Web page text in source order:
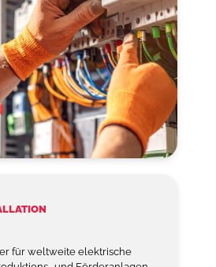
für weltweite elektrische